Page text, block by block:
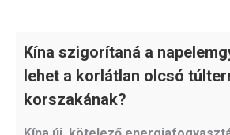
Kína szigorítaná a
lehet a korlátlan olcsó
korszakának?